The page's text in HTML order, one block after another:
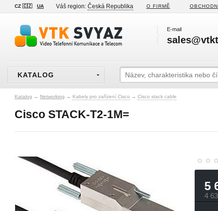
CZ 🇨🇿 UA Váš region: Česká Republika O FIRMĚ
E-mail
KATALOG
Katalog → Networking → Kabely pro zařízení Cisco → Cisco stack cable
Cisco STACK-T2-1M=
5
4